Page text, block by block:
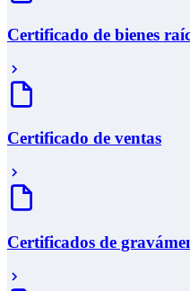
Certificado de bienes
Certificado de ventas
Certificados de